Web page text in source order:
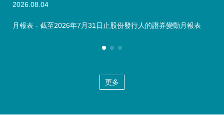
2026.08.04
月報表 - 截至2026年7月31日止股份發行人的證券變動月報表
更多